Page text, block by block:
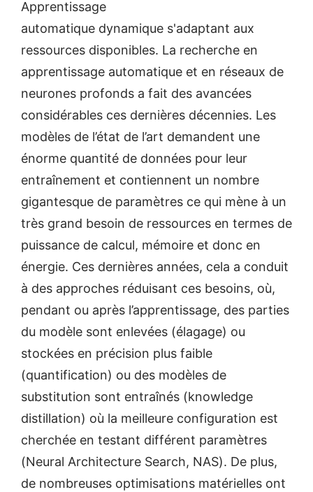
Apprentissage
automatique dynamique s'adaptant aux
ressources disponibles. La recherche en
apprentissage automatique et en réseaux de
neurones profonds a fait des avancées
considérables ces dernières décennies. Les
modèles de l’état de l’art demandent une
énorme quantité de données pour leur
entraînement et contiennent un nombre
gigantesque de paramètres ce qui mène à un
très grand besoin de ressources en termes de
puissance de calcul, mémoire et donc en
énergie. Ces dernières années, cela a conduit
à des approches réduisant ces besoins, où,
pendant ou après l’apprentissage, des parties
du modèle sont enlevées (élagage) ou
stockées en précision plus faible
(quantification) ou des modèles de
substitution sont entraînés (knowledge
distillation) où la meilleure configuration est
cherchée en testant différent paramètres
(Neural Architecture Search, NAS). De plus,
de nombreuses optimisations matérielles ont